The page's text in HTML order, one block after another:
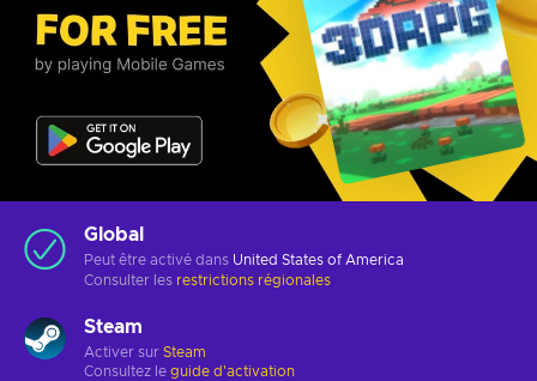
Global
Peut être activé dans United States of America
Consulter les restrictions régionales
Steam
Activer sur Steam
Consultez le guide d'activation